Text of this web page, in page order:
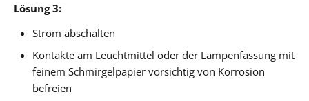
Lösung 3:
Strom abschalten
Kontakte am Leuchtmittel oder der Lampenfassung mit
feinem Schmirgelpapier vorsichtig von Korrosion
befreien